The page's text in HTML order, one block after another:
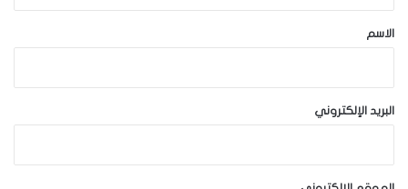
*
الاسم
البريد الإلكتروني